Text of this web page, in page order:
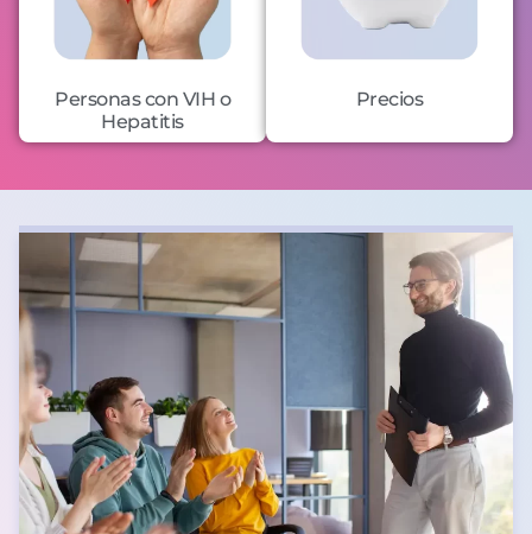
Personas con VIH o
Hepatitis
Precios